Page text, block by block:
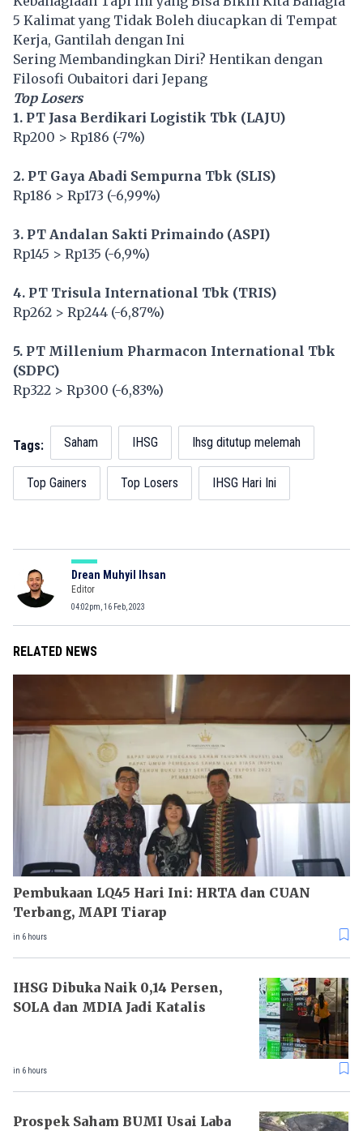
5 Kalimat yang Tidak Boleh diucapkan di Tempat
Kerja, Gantilah dengan Ini
Sering Membandingkan Diri? Hentikan dengan
Filosofi Oubaitori dari Jepang
Top Losers
1. PT Jasa Berdikari Logistik Tbk (LAJU)
Rp200 > Rp186 (-7%)
2. PT Gaya Abadi Sempurna Tbk (SLIS)
Rp186 > Rp173 (-6,99%)
3. PT Andalan Sakti Primaindo (ASPI)
Rp145 > Rp135 (-6,9%)
4. PT Trisula International Tbk (TRIS)
Rp262 > Rp244 (-6,87%)
5. PT Millenium Pharmacon International Tbk
(SDPC)
Rp322 > Rp300 (-6,83%)
Tags: Saham IHSG Ihsg ditutup melemah
Top Gainers Top Losers IHSG Hari Ini
Drean Muhyil Ihsan
Editor
04:02pm, 16 Feb, 2023
RELATED NEWS
Pembukaan LQ45 Hari Ini: HRTA dan CUAN
Terbang, MAPI Tiarap
in 6 hours
IHSG Dibuka Naik 0,14 Persen,
SOLA dan MDIA Jadi Katalis
in 6 hours
Prospek Saham BUMI Usai Laba